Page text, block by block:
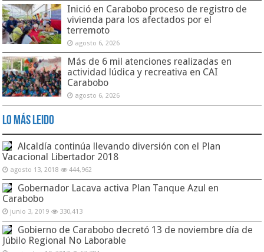
Inició en Carabobo proceso de registro de
vivienda para los afectados por el
terremoto
agosto 6, 2026
Más de 6 mil atenciones realizadas en
actividad lúdica y recreativa en CAI
Carabobo
agosto 6, 2026
Lo Más Leido
Alcaldía continúa llevando diversión con el Plan
Vacacional Libertador 2018
agosto 13, 2018 444,962
Gobernador Lacava activa Plan Tanque Azul en
Carabobo
junio 3, 2019 330,413
Gobierno de Carabobo decretó 13 de noviembre día de
Júbilo Regional No Laborable